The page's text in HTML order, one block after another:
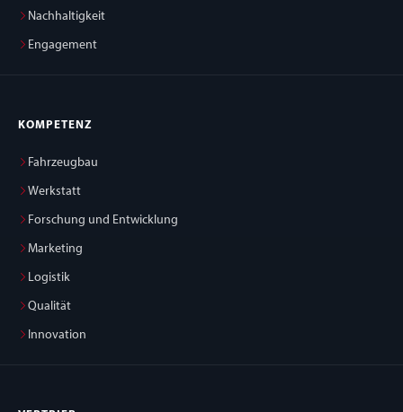
Nachhaltigkeit
Engagement
KOMPETENZ
Fahrzeugbau
Werkstatt
Forschung und Entwicklung
Marketing
Logistik
Qualität
Innovation